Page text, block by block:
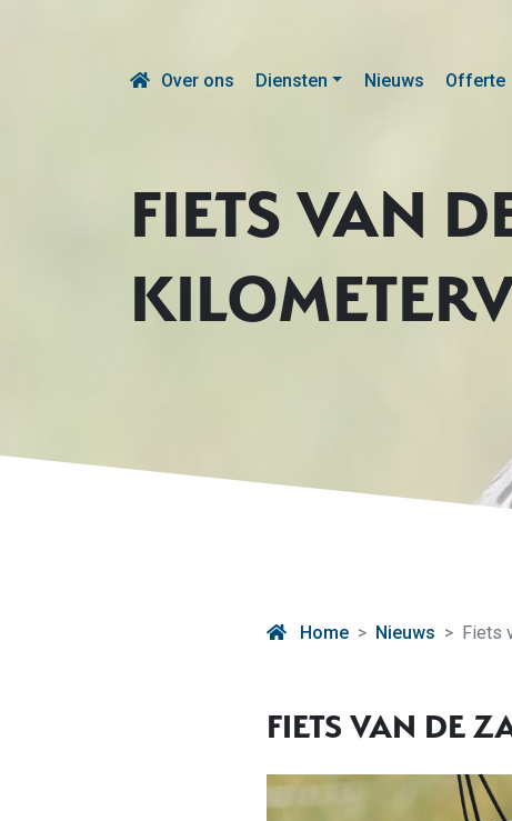
Over ons Diensten Nieuws Offerte
FIETS VAN
Home Nieuws Fiets
FIETS VAN DE